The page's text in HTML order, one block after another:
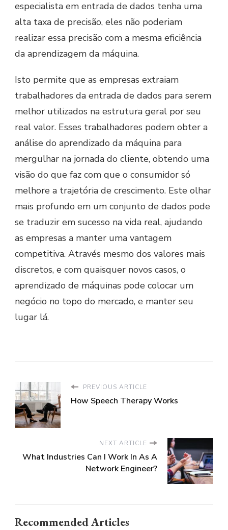
especialista em entrada de dados tenha uma
alta taxa de precisão, eles não poderiam
realizar essa precisão com a mesma eficiência
da aprendizagem da máquina.
Isto permite que as empresas extraiam
trabalhadores da entrada de dados para serem
melhor utilizados na estrutura geral por seu
real valor. Esses trabalhadores podem obter a
análise do aprendizado da máquina para
mergulhar na jornada do cliente, obtendo uma
visão do que faz com que o consumidor só
melhore a trajetória de crescimento. Este olhar
mais profundo em um conjunto de dados pode
se traduzir em sucesso na vida real, ajudando
as empresas a manter uma vantagem
competitiva. Através mesmo dos valores mais
discretos, e com quaisquer novos casos, o
aprendizado de máquinas pode colocar um
negócio no topo do mercado, e manter seu
lugar lá.
PREVIOUS ARTICLE
How Speech Therapy Works
NEXT ARTICLE
What Industries Can I Work In As A
Network Engineer?
Recommended Articles